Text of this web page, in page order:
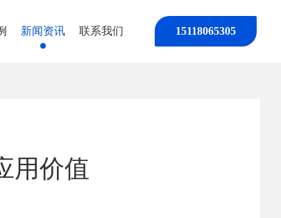
新闻资讯 联系我们 15118065305
用价值